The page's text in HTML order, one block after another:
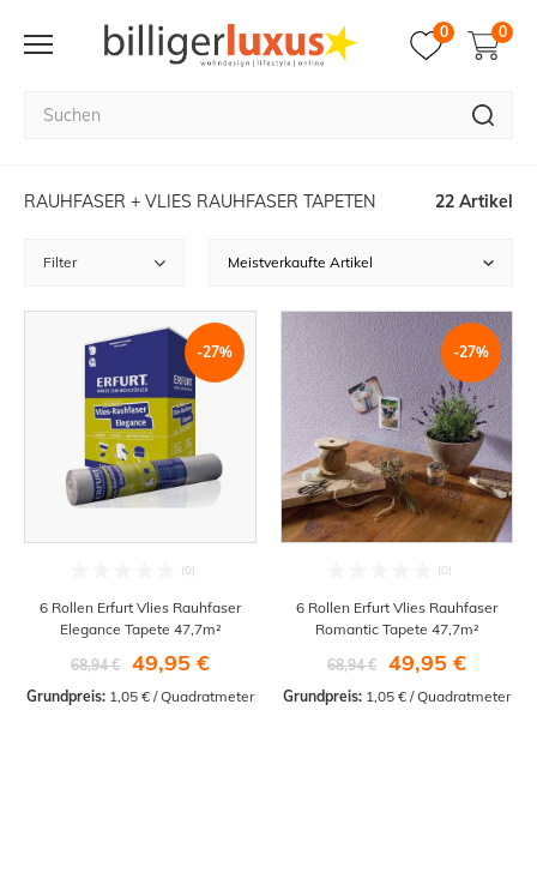
0 0
RAUHFASER + VLIES RAUHFASER TAPETEN 22 Artikel
Filter
-27%
6 Rollen Erfurt Vlies Rauhfaser
Elegance Tapete 47,7m²
68,94 €
49,95 €
Grundpreis: 1,05 € / Quadratmeter
-27%
6 Rollen Erfurt Vlies Rauhfaser
Romantic Tapete 47,7m²
68,94 €
49,95 €
Grundpreis: 1,05 € / Quadratmeter